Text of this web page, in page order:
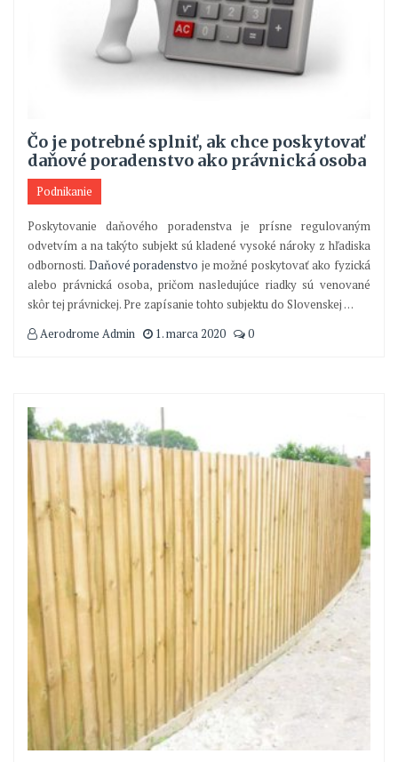
Čo je potrebné splniť, ak chce poskytovať
daňové poradenstvo ako právnická osoba
Podnikanie
Poskytovanie daňového poradenstva je prísne regulovaným
odvetvím a na takýto subjekt sú kladené vysoké nároky z hľadiska
odbornosti. Daňové poradenstvo je možné poskytovať ako fyzická
alebo právnická osoba, pričom nasledujúce riadky sú venované
skôr tej právnickej. Pre zapísanie tohto subjektu do Slovenskej …
Aerodrome Admin
1. marca 2020 0